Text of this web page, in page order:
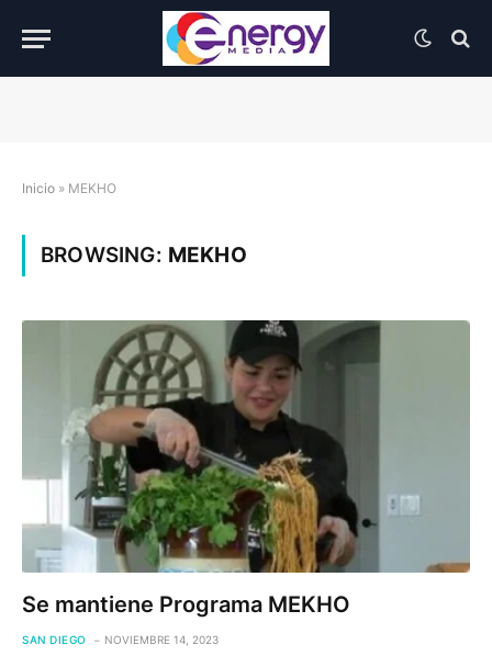
Inicio » MEKHO
BROWSING: MEKHO
Se mantiene Programa MEKHO
SAN DIEGO NOVIEMBRE 14, 2023